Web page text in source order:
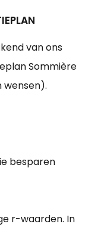
van ons
Sommière
wensen).
besparen
r-waarden. In